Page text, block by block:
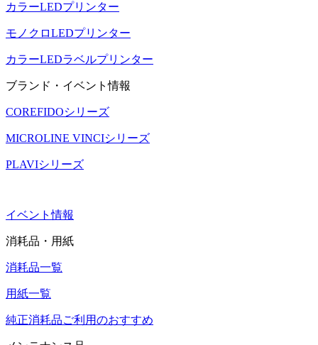
カラーLEDプリンター
モノクロLEDプリンター
カラーLEDラベルプリンター
ブランド・イベント情報
COREFIDOシリーズ
MICROLINE VINCIシリーズ
PLAVIシリーズ
イベント情報
消耗品・用紙
消耗品一覧
用紙一覧
純正消耗品ご利用のおすすめ